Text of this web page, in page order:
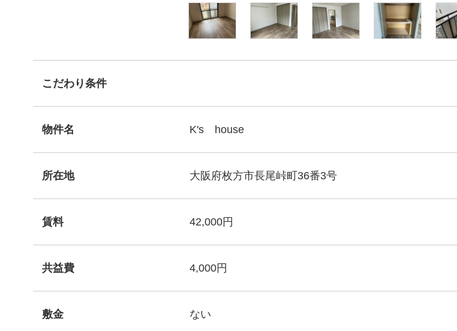
こだわり条件
物件名 K's house
所在地 大阪府枚方市長尾峠町36番3号
賃料 42,000円
共益費 4,000円
敷金 ない